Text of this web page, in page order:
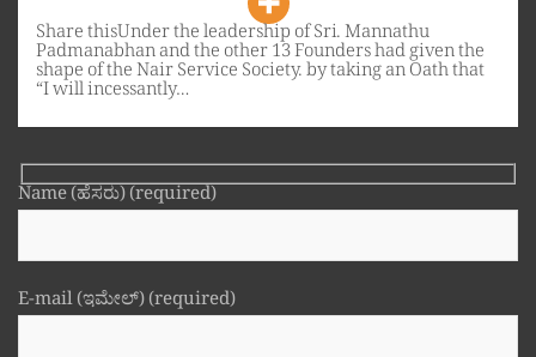
Share thisUnder the leadership of Sri. Mannathu
Padmanabhan and the other 13 Founders had given the
shape of the Nair Service Society. by taking an Oath that
“I will incessantly…
Name (ಹೆಸರು) (required)
E-mail (ಇಮೇಲ್) (required)